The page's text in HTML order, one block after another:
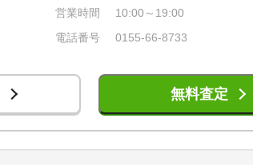
営業時間
10:00～19:00
電話番号
0155-66-8733
無料査定